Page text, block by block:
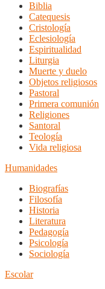
Biblia
Catequesis
Cristología
Eclesiología
Espiritualidad
Liturgia
Muerte y duelo
Objetos religiosos
Pastoral
Primera comunión
Religiones
Santoral
Teología
Vida religiosa
Humanidades
Biografías
Filosofía
Historia
Literatura
Pedagogía
Psicología
Sociología
Escolar